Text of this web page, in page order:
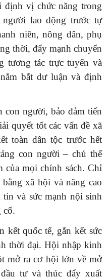
vị chức năng trong
lao động trước tự
niên, nông dân, phụ
thời, đẩy mạnh chuyển
tương tác trực tuyến và
bắt dư luận và định
con người, bảo đảm tiến
quyết tốt các vấn đề xã
toàn dân tộc trước hết
con người – chủ thể
của mọi chính sách. Chỉ
xã hội và nâng cao
và sức mạnh nội sinh
cố.
kết quốc tế, gắn kết sức
thời đại. Hội nhập kinh
mở ra cơ hội lớn về mở
tư và thúc đẩy xuất